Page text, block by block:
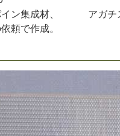
イ ン集成材 アガチ
依頼で作成。